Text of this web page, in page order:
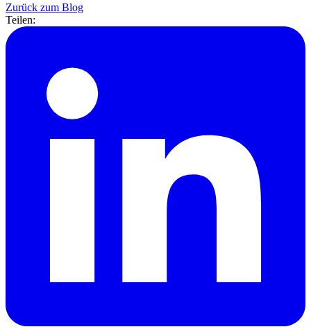
Zurück zum Blog
Teilen: